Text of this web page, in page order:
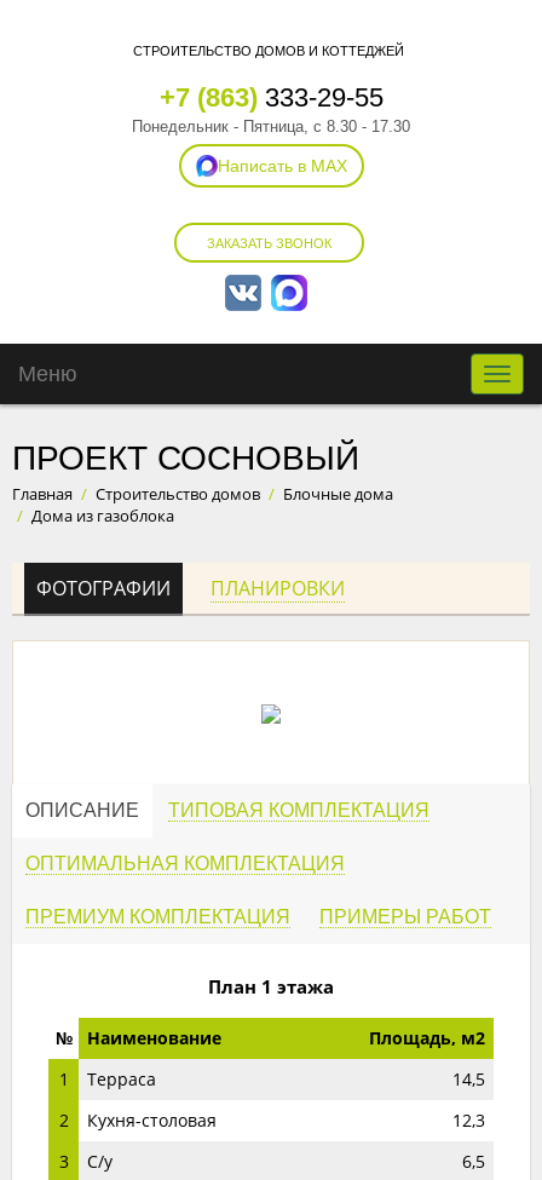
СТРОИТЕЛЬСТВО ДОМОВ И КОТТЕДЖЕЙ
+7 (863)333-29-55
Понедельник - Пятница, с 8.30 - 17.30
Написать в MAX
ЗАКАЗАТЬ ЗВОНОК
Toggle
Меню
ПРОЕКТ СОСНОВЫЙ
Главная / Строительство домов / Блочные дома
/ Дома из газоблока
ФОТОГРАФИИ ПЛАНИРОВКИ
ОПИСАНИЕ ТИПОВАЯ КОМПЛЕКТАЦИЯ
ОПТИМАЛЬНАЯ КОМПЛЕКТАЦИЯ
ПРЕМИУМ КОМПЛЕКТАЦИЯ ПРИМЕРЫ РАБОТ
План 1 этажа
№ Наименование
Площадь, м2
1
Терраса
14,5
2
Кухня-столовая
12,3
3
С/у
6,5